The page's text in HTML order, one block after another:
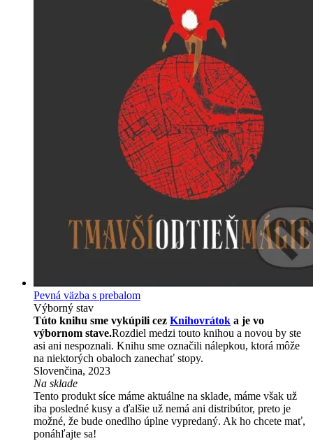
Pevná väzba s prebalom
Výborný stav
Túto knihu sme vykúpili cez Knihovrátok a je vo
výbornom stave.Rozdiel medzi touto knihou a novou by ste
asi ani nespoznali. Knihu sme označili nálepkou, ktorá môže
na niektorých obaloch zanechať stopy.
Slovenčina, 2023
Na sklade
Tento produkt síce máme aktuálne na sklade, máme však už
iba posledné kusy a ďalšie už nemá ani distribútor, preto je
možné, že bude onedlho úplne vypredaný. Ak ho chcete mať,
ponáhľajte sa!